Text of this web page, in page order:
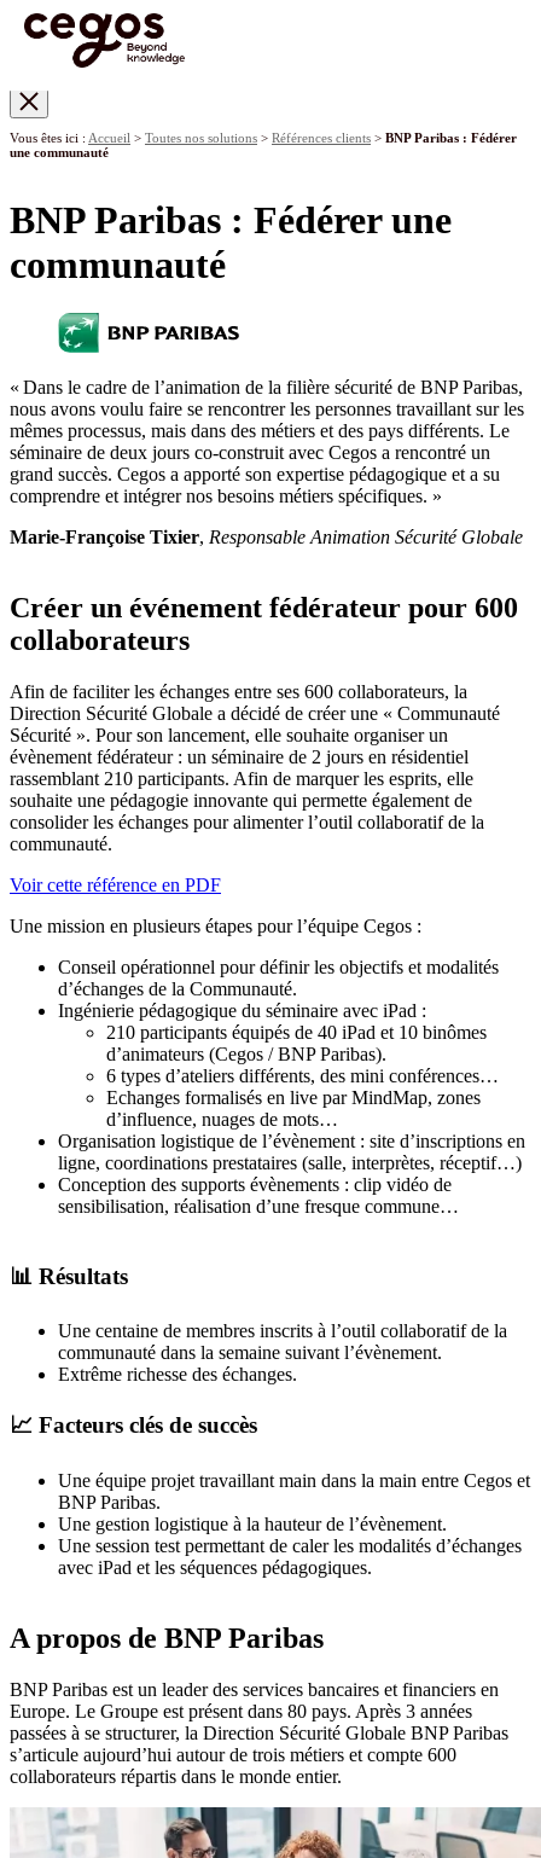
Vous êtes ici : Accueil > Toutes nos solutions > Références clients > BNP Paribas : Fédérer
une communauté
BNP Paribas : Fédérer une
communauté
« Dans le cadre de l’animation de la filière sécurité de BNP Paribas,
nous avons voulu faire se rencontrer les personnes travaillant sur les
mêmes processus, mais dans des métiers et des pays différents. Le
séminaire de deux jours co-construit avec Cegos a rencontré un
grand succès. Cegos a apporté son expertise pédagogique et a su
comprendre et intégrer nos besoins métiers spécifiques. »
Marie-Françoise Tixier, Responsable Animation Sécurité Globale
Créer un événement fédérateur pour 600
collaborateurs
Afin de faciliter les échanges entre ses 600 collaborateurs, la
Direction Sécurité Globale a décidé de créer une « Communauté
Sécurité ». Pour son lancement, elle souhaite organiser un
évènement fédérateur : un séminaire de 2 jours en résidentiel
rassemblant 210 participants. Afin de marquer les esprits, elle
souhaite une pédagogie innovante qui permette également de
consolider les échanges pour alimenter l’outil collaboratif de la
communauté.
Voir cette référence en PDF
Une mission en plusieurs étapes pour l’équipe Cegos :
Conseil opérationnel pour définir les objectifs et modalités
d’échanges de la Communauté.
Ingénierie pédagogique du séminaire avec iPad :
210 participants équipés de 40 iPad et 10 binômes
d’animateurs (Cegos / BNP Paribas).
6 types d’ateliers différents, des mini conférences…
Echanges formalisés en live par MindMap, zones
d’influence, nuages de mots…
Organisation logistique de l’évènement : site d’inscriptions en
ligne, coordinations prestataires (salle, interprètes, réceptif…)
Conception des supports évènements : clip vidéo de
sensibilisation, réalisation d’une fresque commune…
📊 Résultats
Une centaine de membres inscrits à l’outil collaboratif de la
communauté dans la semaine suivant l’évènement.
Extrême richesse des échanges.
📈 Facteurs clés de succès
Une équipe projet travaillant main dans la main entre Cegos et
BNP Paribas.
Une gestion logistique à la hauteur de l’évènement.
Une session test permettant de caler les modalités d’échanges
avec iPad et les séquences pédagogiques.
A propos de BNP Paribas
BNP Paribas est un leader des services bancaires et financiers en
Europe. Le Groupe est présent dans 80 pays. Après 3 années
passées à se structurer, la Direction Sécurité Globale BNP Paribas
s’articule aujourd’hui autour de trois métiers et compte 600
collaborateurs répartis dans le monde entier.